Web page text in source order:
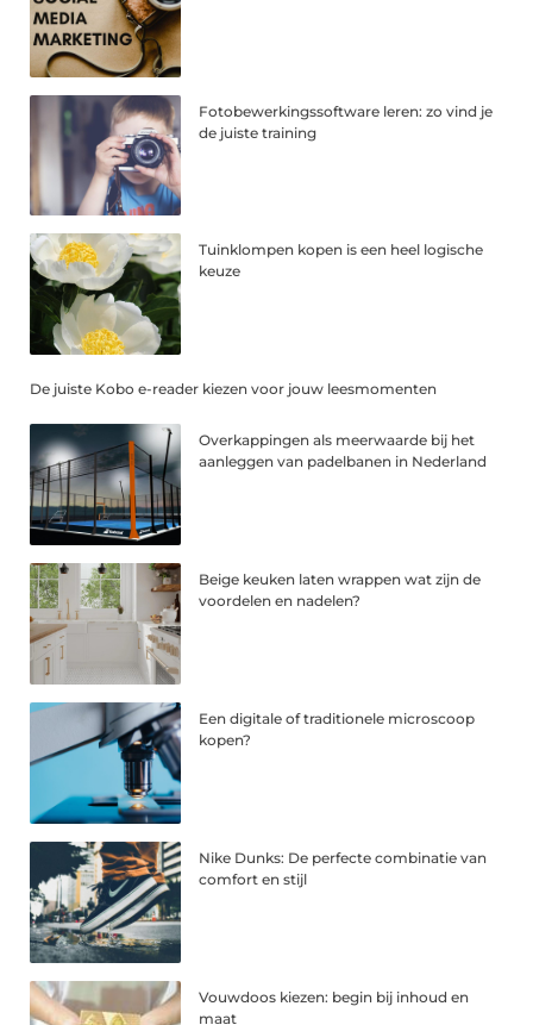
Fotobewerkingssoftware leren: zo vind je
de juiste training
Tuinklompen kopen is een heel logische
keuze
De juiste Kobo e-reader kiezen voor jouw leesmomenten
Overkappingen als meerwaarde bij het
aanleggen van padelbanen in Nederland
Beige keuken laten wrappen wat zijn de
voordelen en nadelen?
Een digitale of traditionele microscoop
kopen?
Nike Dunks: De perfecte combinatie van
comfort en stijl
Vouwdoos kiezen: begin bij inhoud en
maat